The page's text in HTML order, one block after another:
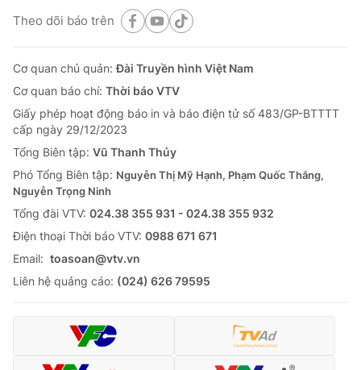
Theo dõi báo trên
Cơ quan chủ quản:Đài Truyền hình Việt Nam
Cơ quan báo chí: Thời báo VTV
Giấy phép hoạt động báo in và báo điện tử số 483/GP-BTTTT
cấp ngày 29/12/2023
Tổng Biên tập: Vũ Thanh Thủy
Phó Tổng Biên tập: Nguyễn Thị Mỹ Hạnh, Phạm Quốc Thắng,
Nguyễn Trọng Ninh
Tổng đài VTV: 024.38 355 931 - 024.38 355 932
Ðiện thoại Thời báo VTV: 0988 671 671
Email: toasoan@vtv.vn
Liên hệ quảng cáo: (024) 626 79595